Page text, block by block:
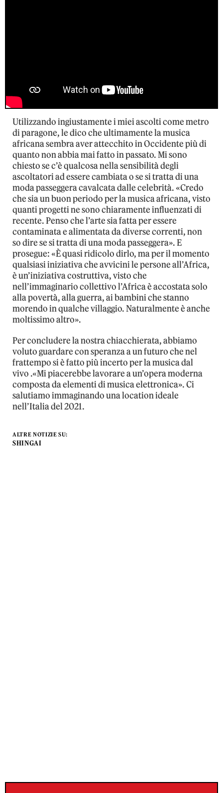
Utilizzando ingiustamente i miei ascolti come metro
di paragone, le dico che ultimamente la musica
africana sembra aver attecchito in Occidente più di
quanto non abbia mai fatto in passato. Mi sono
chiesto se c’è qualcosa nella sensibilità degli
ascoltatori ad essere cambiata o se si tratta di una
moda passeggera cavalcata dalle celebrità. «Credo
che sia un buon periodo per la musica africana, visto
quanti progetti ne sono chiaramente influenzati di
recente. Penso che l’arte sia fatta per essere
contaminata e alimentata da diverse correnti, non
so dire se si tratta di una moda passeggera». E
prosegue: «È quasi ridicolo dirlo, ma per il momento
qualsiasi iniziativa che avvicini le persone all’Africa,
è un’iniziativa costruttiva, visto che
nell’immaginario collettivo l’Africa è accostata solo
alla povertà, alla guerra, ai bambini che stanno
morendo in qualche villaggio. Naturalmente è anche
moltissimo altro».
Per concludere la nostra chiacchierata, abbiamo
voluto guardare con speranza a un futuro che nel
frattempo si è fatto più incerto per la musica dal
vivo .«Mi piacerebbe lavorare a un’opera moderna
composta da elementi di musica elettronica». Ci
salutiamo immaginando una location ideale
nell’Italia del 2021.
ALTRE NOTIZIE SU:
SHINGAI